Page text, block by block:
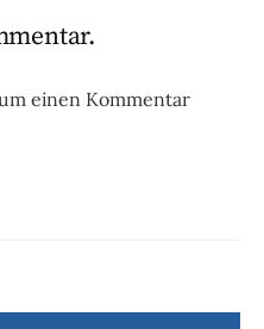
einen Kommentar